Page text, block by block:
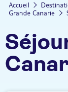
Accueil
Grande Canarie